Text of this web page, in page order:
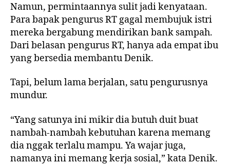
Namun, permintaannya sulit jadi kenyataan.
Para bapak pengurus RT gagal membujuk istri
mereka bergabung mendirikan bank sampah.
Dari belasan pengurus RT, hanya ada empat ibu
yang bersedia membantu Denik.
Tapi, belum lama berjalan, satu pengurusnya
mundur.
“Yang satunya ini mikir dia butuh duit buat
nambah-nambah kebutuhan karena memang
dia nggak terlalu mampu. Ya wajar juga,
namanya ini memang kerja sosial,” kata Denik.